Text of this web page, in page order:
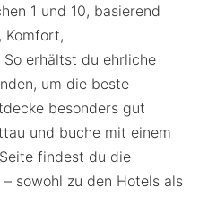
1 und 10, basierend
Komfort,
erhältst du ehrliche
um die beste
besonders gut
und buche mit einem
findest du die
sowohl zu den Hotels als